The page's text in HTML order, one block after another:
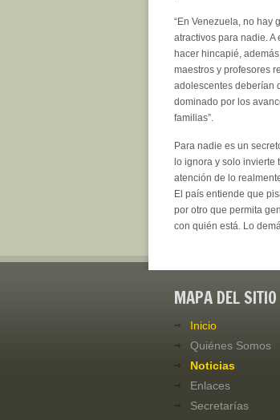
“En Venezuela, no hay
atractivos para nadie. A
hacer hincapié,
maestros y profesores
adolescentes deberían
dominado por los
familias”.
Para nadie es un
lo ignora y solo invierte
atención de lo
El país entiende que
por otro que permita
con quién está. Lo
MAPA DEL SITIO
Inicio
Quiénes Somos
Noticias
Enlaces
Secretarías